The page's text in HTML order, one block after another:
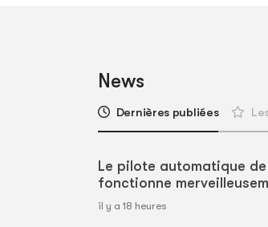
News
Dernières publiées
Le pilote automatique
fonctionne
il y a 18 heures